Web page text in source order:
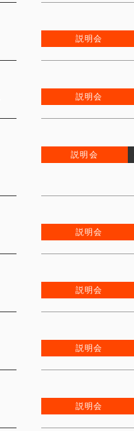
説明会
説明会
説明会
説明会
説明会
説明会
説明会